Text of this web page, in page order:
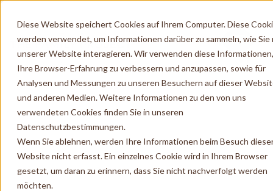
Diese Website speichert Cookies auf Ihrem Computer. Diese
werden verwendet, um Informationen darüber zu sammeln, wie Sie
unserer Website interagieren. Wir verwenden diese
Ihre Browser-Erfahrung zu verbessern und anzupassen, sowie für
Analysen und Messungen zu unseren Besuchern auf dieser
und anderen Medien. Weitere Informationen zu den von uns
verwendeten Cookies finden Sie in unseren
Datenschutzbestimmungen.
Wenn Sie ablehnen, werden Ihre Informationen beim Besuch
Website nicht erfasst. Ein einzelnes Cookie wird in Ihrem Browser
gesetzt, um daran zu erinnern, dass Sie nicht nachverfolgt werden
möchten.